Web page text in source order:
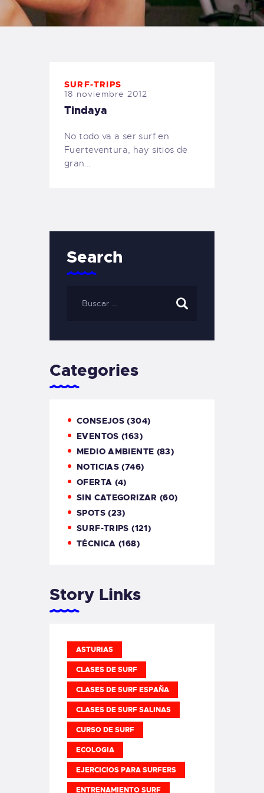
TIENDA FAMILY SURFERS
WEBCAM SALINAS
SURF-TRIPS
18 noviembre 2012
Tindaya
No todo va a ser surf en
Fuerteventura, hay sitios de
gran…
Search
Categories
CONSEJOS (304)
EVENTOS (163)
MEDIO AMBIENTE (83)
NOTICIAS (746)
OFERTA (4)
SIN CATEGORIZAR (60)
SPOTS(23)
SURF-TRIPS (121)
TÉCNICA (168)
Story Links
ASTURIAS
CLASES DE SURF
CLASES DE SURF ESPAÑA
CLASES DE SURF SALINAS
CURSO DE SURF
ECOLOGIA
EJERCICIOS PARA SURFERS
ENTRENAMIENTO SURF